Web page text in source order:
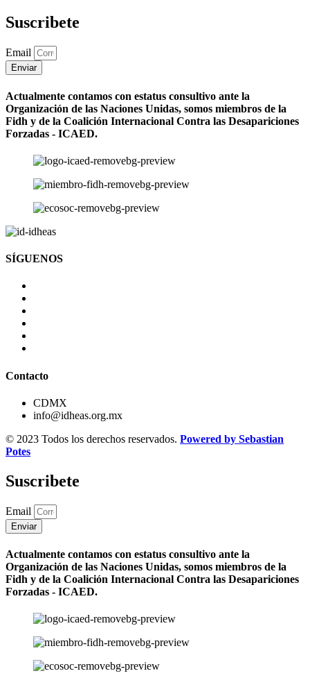
Suscribete
Email
Enviar
Actualmente contamos con estatus consultivo ante la
Organización de las Naciones Unidas, somos miembros de la
Fidh y de la Coalición Internacional Contra las Desapariciones
Forzadas - ICAED.
SÍGUENOS
Contacto
CDMX
info@idheas.org.mx
© 2023 Todos los derechos reservados. Powered by Sebastian
Potes
Suscribete
Email
Enviar
Actualmente contamos con estatus consultivo ante la
Organización de las Naciones Unidas, somos miembros de la
Fidh y de la Coalición Internacional Contra las Desapariciones
Forzadas - ICAED.